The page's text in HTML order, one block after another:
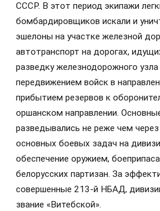
СССР. В этот период экипажи
бомбардировщиков искали и
эшелоны на участке железной
автотранспорт на дорогах,
разведку железнодорожного
передвижением войск в
прибытием резервов к
оршанском направлении.
разведывались не реже чем
основных боевых задач на
обеспечение оружием,
белорусских партизан. За
совершенные 213-й НБАД,
звание «Витебской».